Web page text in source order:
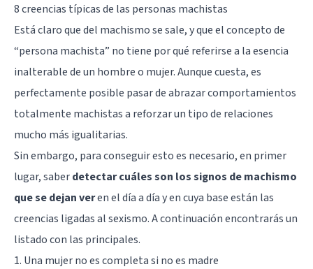
8 creencias típicas de las personas machistas
Está claro que del machismo se sale, y que el concepto de
“persona machista” no tiene por qué referirse a la esencia
inalterable de un hombre o mujer. Aunque cuesta, es
perfectamente posible pasar de abrazar comportamientos
totalmente machistas a reforzar un tipo de relaciones
mucho más igualitarias.
Sin embargo, para conseguir esto es necesario, en primer
lugar, saberdetectar cuáles son los signos de machismo
que se dejan veren el día a día y en cuya base están las
creencias ligadas al sexismo. A continuación encontrarás un
listado con las principales.
1. Una mujer no es completa si no es madre